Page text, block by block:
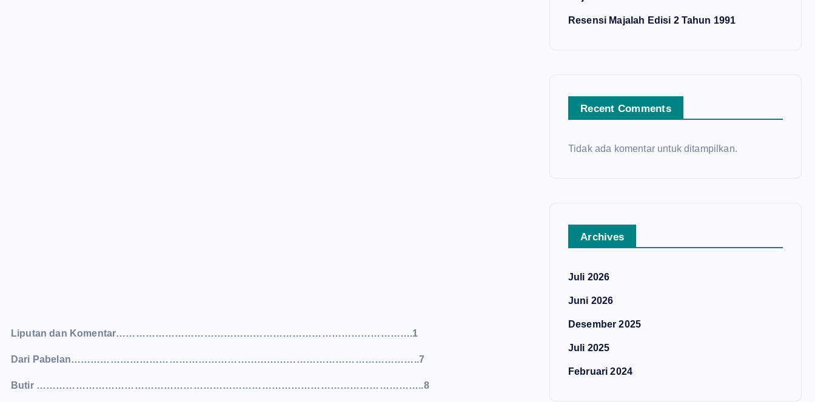
Liputan dan Komentar……………………………………………………………………………….1
Dari Pabelan……………………………………………………………………………………………..7
Butir ………………………………………………………………………………………………………..8
Resensi Majalah Edisi 2 Tahun 1991
Recent Comments
Tidak ada komentar untuk ditampilkan.
Archives
Juli 2026
Juni 2026
Desember 2025
Juli 2025
Februari 2024